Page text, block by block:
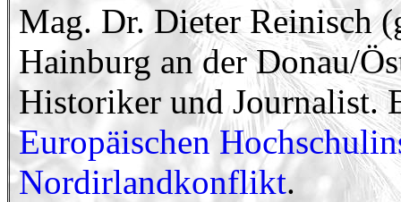
Mag. Dr. Dieter Reinisch
Hainburg an der Donau/
Historiker und Journalist.
Europäischen
Nordirlandkonflikt.